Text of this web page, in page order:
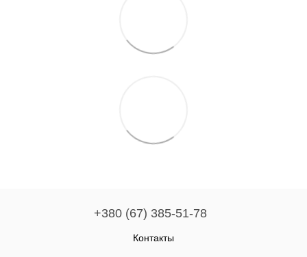
+380 (67) 385-51-78
Контакты